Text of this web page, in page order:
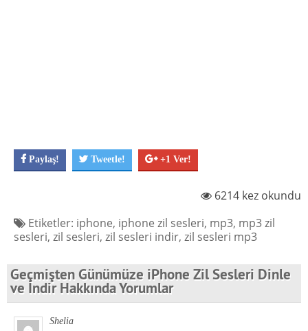
Paylaş! Tweetle! +1 Ver!
6214 kez okundu
Etiketler: iphone, iphone zil sesleri, mp3, mp3 zil
sesleri, zil sesleri, zil sesleri indir, zil sesleri mp3
Geçmişten Günümüze iPhone Zil Sesleri Dinle
ve İndir Hakkında Yorumlar
Shelia